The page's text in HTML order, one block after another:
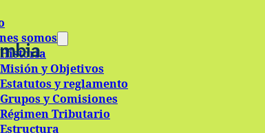
somos
Historia
Misión y Objetivos
Estatutos y reglamento
Grupos y Comisiones
Régimen Tributario
Estructura